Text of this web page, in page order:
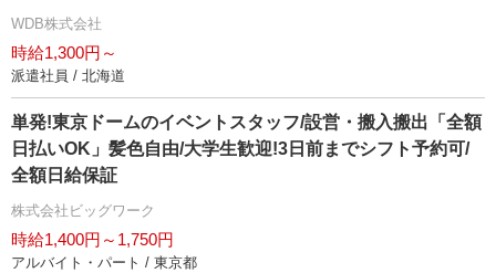
WDB株式会社
時給1,300円～
派遣社員 / 北海道
単発!東京ドームのイベントスタッフ/設営・搬入搬出「全額
日払いOK」髪色自由/大学生歓迎!3日前までシフト予約可/
全額日給保証
株式会社ビッグワーク
時給1,400円～1,750円
アルバイト・パート / 東京都